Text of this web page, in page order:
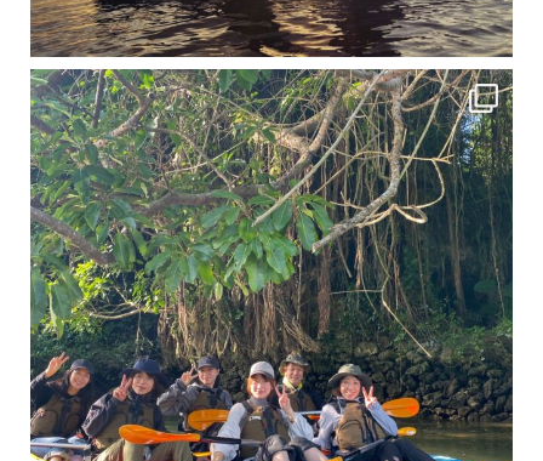
12月に入り、沖縄も流石に半袖では過ごせなくなってきました
ですが、日中はまだ20℃